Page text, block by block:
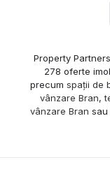
Property
278 oferte
precum spații de
vânzare Bran,
vânzare Bran sau